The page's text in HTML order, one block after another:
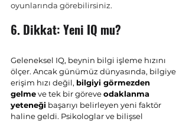
oyunlarında görebilirsiniz.
6. Dikkat: Yeni IQ mu?
Geleneksel IQ, beynin bilgi işleme hızını
ölçer. Ancak günümüz dünyasında, bilgiye
erişim hızı değil, bilgiyi görmezden
gelme ve tek bir göreve odaklanma
yeteneği başarıyı belirleyen yeni faktör
haline geldi. Psikologlar ve bilişsel